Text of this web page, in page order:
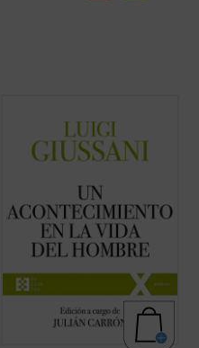
el cuarto volumen de la serie dedicada a las
lecciones y diálogos de don Luigi Giussani
durante los Ejercicios espirituales de la
Fraternidad de Comunión y Liberación